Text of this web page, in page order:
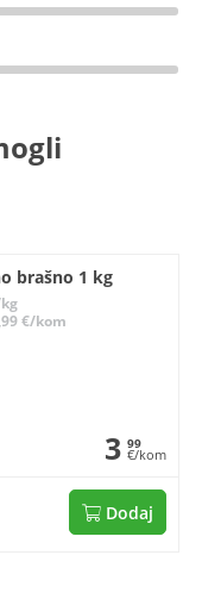
brašno 1 kg
€/kom
3 99
€/kom
Dodaj